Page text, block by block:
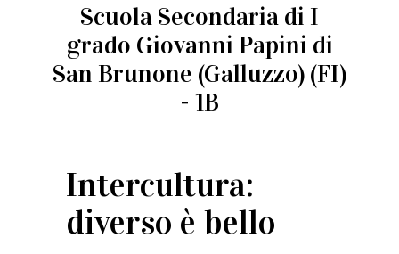
Scuola Secondaria di I
grado Giovanni Papini di
San Brunone (Galluzzo) (FI)
- 1B
Intercultura:
diverso è bello